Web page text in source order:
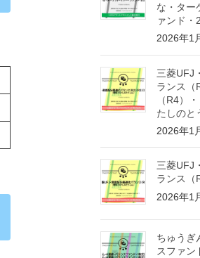
な・ター
ァンド・
2026年1
三菱UFJ
ランス（
（R4）
たしのと
2026年1
三菱UFJ
ランス（
2026年1
ちゅうぎ
スファン